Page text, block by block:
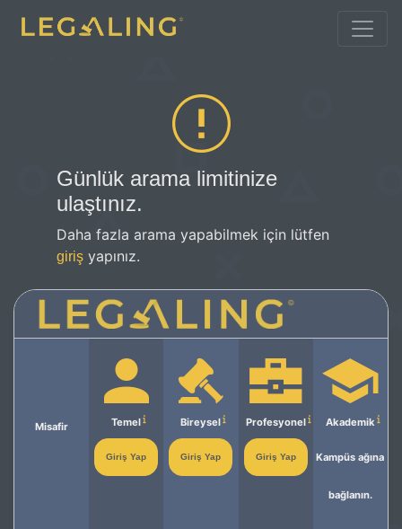
Günlük arama limitinize
ulaştınız.
Daha fazla arama yapabilmek için lütfen
giriş yapınız.
Misafir Temel
Giriş Yap
Bireysel
Giriş Yap
Profesyonel
Giriş Yap
Akademik
Kampüs ağına
bağlanın.